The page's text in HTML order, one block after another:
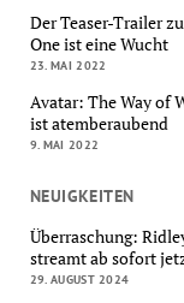
Der Teaser-Trailer
One ist eine Wucht
23. MAI 2022
Avatar: The Way of
ist atemberaubend
9. MAI 2022
NEUIGKEITEN
Überraschung:
streamt ab sofort
29. AUGUST 2024